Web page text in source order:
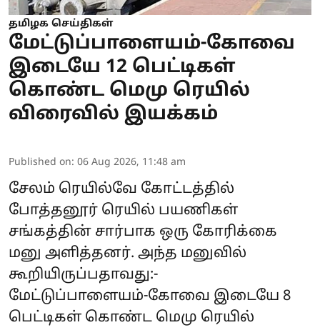
தமிழக செய்திகள்
மேட்டுப்பாளையம்-கோவை
இடையே 12 பெட்டிகள்
கொண்ட மெமு ரெயில்
விரைவில் இயக்கம்
Published on: 06 Aug 2026, 11:48 am
சேலம் ரெயில்வே கோட்டத்தில்
போத்தனூர் ரெயில் பயணிகள்
சங்கத்தின் சார்பாக ஒரு கோரிக்கை
மனு அளித்தனர். அந்த மனுவில்
கூறியிருப்பதாவது:-
மேட்டுப்பாளையம்-கோவை இடையே 8
பெட்டிகள் கொண்ட மெமு ரெயில்